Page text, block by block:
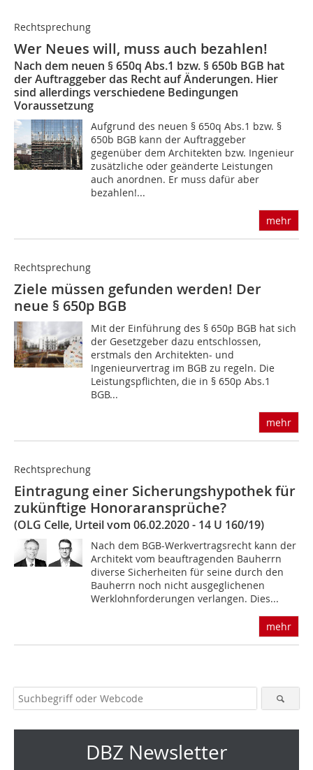
Rechtsprechung
Wer Neues will, muss auch bezahlen!
Nach dem neuen § 650q Abs.1 bzw. § 650b BGB hat
der Auftraggeber das Recht auf Änderungen. Hier
sind allerdings verschiedene Bedingungen
Voraussetzung
Aufgrund des neuen § 650q Abs.1 bzw. §
650b BGB kann der Auftraggeber
gegenüber dem Architekten bzw. Ingenieur
zusätzliche oder geänderte Leistungen
auch anordnen. Er muss dafür aber
bezahlen!...
mehr
Rechtsprechung
Ziele müssen gefunden werden! Der
neue § 650p BGB
Mit der Einführung des § 650p BGB hat sich
der Gesetzgeber dazu entschlossen,
erstmals den Architekten- und
Ingenieurvertrag im BGB zu regeln. Die
Leistungspflichten, die in § 650p Abs.1
BGB...
mehr
Rechtsprechung
Eintragung einer Sicherungshypothek für
zukünftige Honoraransprüche?
(OLG Celle, Urteil vom 06.02.2020 - 14 U 160/19)
Nach dem BGB-Werkvertragsrecht kann der
Architekt vom beauftragenden Bauherrn
diverse Sicherheiten für seine durch den
Bauherrn noch nicht ausgeglichenen
Werklohnforderungen verlangen. Dies...
mehr
DBZ Newsletter